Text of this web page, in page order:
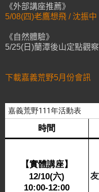
《外部講座推薦》
5/08(四)老鷹想飛 / 沈振中
《自然體驗》
5/25(日)蘭潭後山定點觀察
下載嘉義荒野5月份會訊